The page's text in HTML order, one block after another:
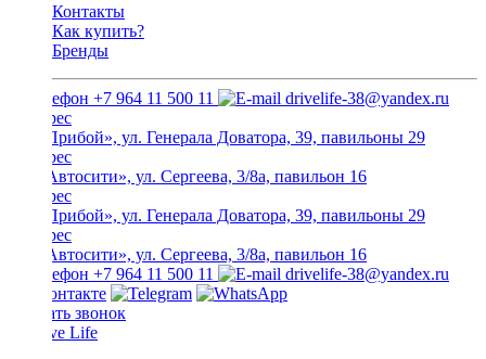
Контакты
Как купить?
Бренды
+7 964 11 500 11 drivelife-38@yandex.ru
ТЦ «Прибой», ул. Генерала Доватора, 39, павильоны 29
ТЦ «Автосити», ул. Сергеева, 3/8а, павильон 16
ТЦ «Прибой», ул. Генерала Доватора, 39, павильоны 29
ТЦ «Автосити», ул. Сергеева, 3/8а, павильон 16
+7 964 11 500 11
drivelife-38@yandex.ru
Заказать звонок